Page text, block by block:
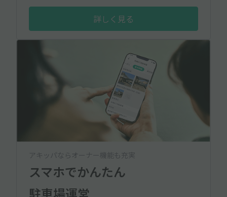
詳しく見る
アキッパならオーナー機能も充実
スマホでかんたん
駐車場運営